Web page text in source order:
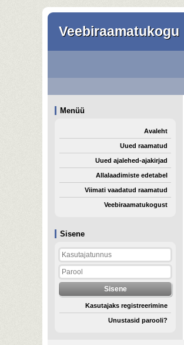
Veebiraamatukogu
Sisene
Kasutajaks registreerimine
Unustasid parooli?
Menüü
Avaleht
Uued raamatud
Uued ajalehed-ajakirjad
Allalaadimiste edetabel
Viimati vaadatud raamatud
Veebiraamatukogust